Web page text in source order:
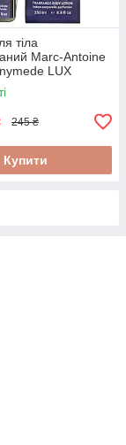
тіла
Marc-Antoine
LUX
245 ₴
Купити